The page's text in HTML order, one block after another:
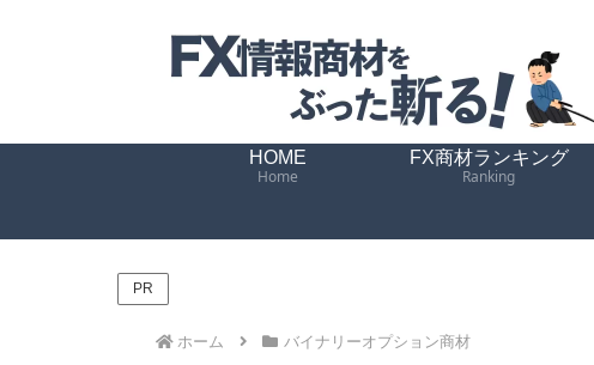
HOME
Home
FX商材ランキング
Ranking
PR
ホーム バイナリーオプション商材